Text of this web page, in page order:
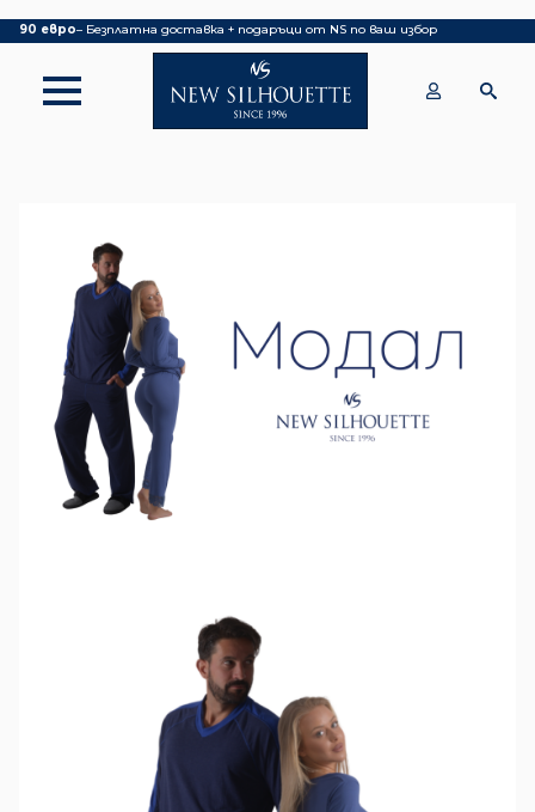
90 евро– Безплатна доставка + подаръци от NS по ваш избор